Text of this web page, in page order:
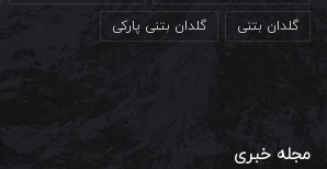
گلدان بتنی گلدان بتنی پارکی
مجله خبری